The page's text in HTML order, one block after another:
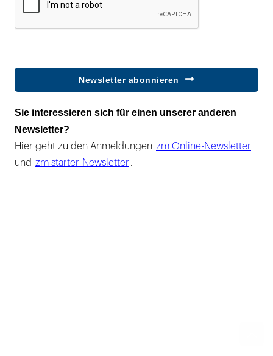
Newsletter abonnieren
Sie interessieren sich für einen unserer anderen
Newsletter?
Hier geht zu den Anmeldungen zm Online-Newsletter
und zm starter-Newsletter .